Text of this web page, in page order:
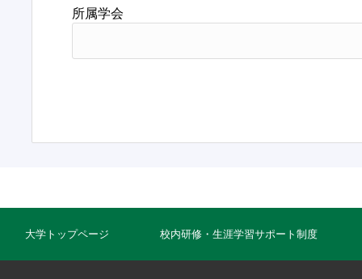
所属学会
大学トップページ 校内研修・生涯学習サポート制度